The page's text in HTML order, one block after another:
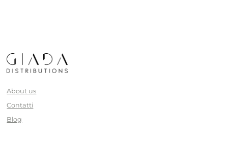
About us
Contatti
Blog